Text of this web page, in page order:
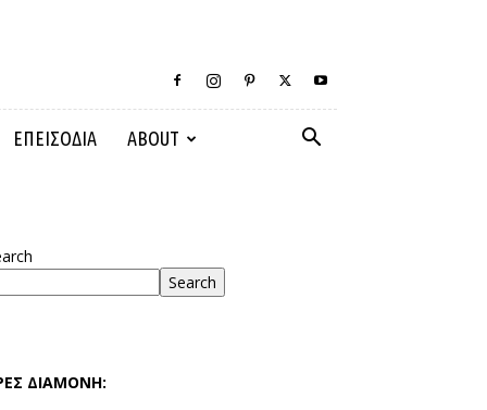
ΕΠΕΙΣΟΔΙΑ ABOUT
Search
ΔΙΑΜΟΝΗ: